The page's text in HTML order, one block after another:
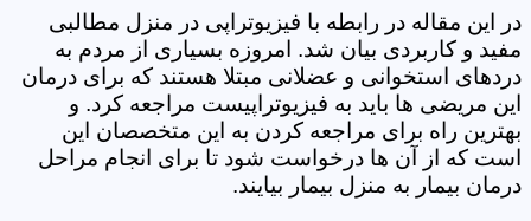
در این مقاله در رابطه با فیزیوتراپی در منزل مطالبی
مفید و کاربردی بیان شد. امروزه بسیاری از مردم به
دردهای استخوانی و عضلانی مبتلا هستند که برای درمان
این مریضی ها باید به فیزیوتراپیست مراجعه کرد. و
بهترین راه برای مراجعه کردن به این متخصصان این
است که از آن ها درخواست شود تا برای انجام مراحل
درمان بیمار به منزل بیمار بیایند.